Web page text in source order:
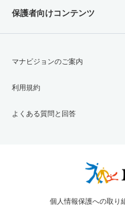
保護者向けコンテンツ
マナビジョンのご案内
利用規約
よくある質問と回答
個人情報保護への取り